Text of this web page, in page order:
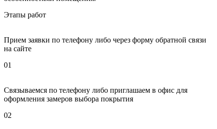
Этапы работ
Прием заявки по телефону либо через форму обратной связи
на сайте
01
Связываемся по телефону либо приглашаем в офис для
оформления замеров выбора покрытия
02